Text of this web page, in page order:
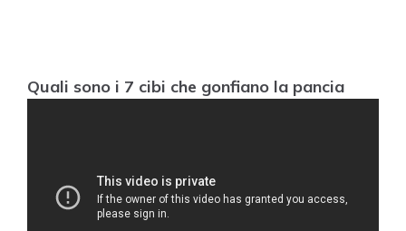
Quali sono i 7 cibi che gonfiano la pancia